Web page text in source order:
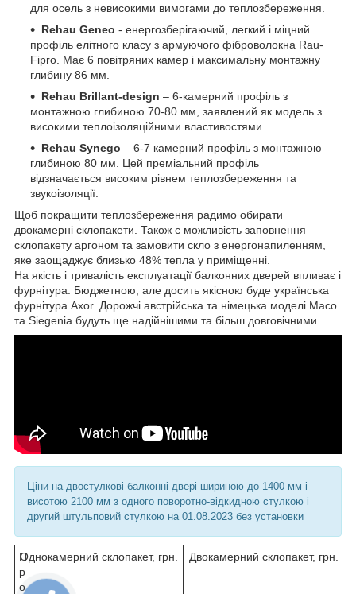
для осель з невисокими вимогами до теплозбереження.
Rehau Geneo - енергозберігаючий, легкий і міцний
профіль елітного класу з армуючого фіброволокна Rau-
Fipro. Має 6 повітряних камер і максимальну монтажну
глибину 86 мм.
Rehau Brillant-design – 6-камерний профіль з
монтажною глибиною 70-80 мм, заявлений як модель з
високими теплоізоляційними властивостями.
Rehau Synego – 6-7 камерний профіль з монтажною
глибиною 80 мм. Цей преміальний профіль
відзначається високим рівнем теплозбереження та
звукоізоляції.
Щоб покращити теплозбереження радимо обирати
двокамерні склопакети. Також є можливість заповнення
склопакету аргоном та замовити скло з енергонапиленням,
яке заощаджує близько 48% тепла у приміщенні.
На якість і тривалість експлуатації балконних дверей впливає і
фурнітура. Бюджетною, але досить якісною буде українська
фурнітура Axor. Дорожчі австрійська та німецька моделі Maco
та Siegenia будуть ще надійнішими та більш довговічними.
Ціни на двостулкові балконні двері шириною до 1400 мм і
висотою 2100 мм з одного поворотно-відкидною стулкою і
другий штульповий стулкою на 01.08.2023 без установки
П
р
о
Однокамерний склопакет, грн. Двокамерний склопакет, грн.